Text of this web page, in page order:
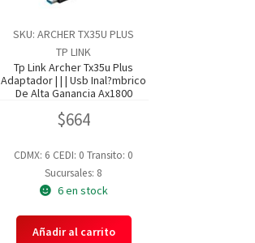
SKU: ARCHER TX35U PLUS
TP LINK
Tp Link Archer Tx35u Plus
Adaptador | | | Usb Inal?mbrico
De Alta Ganancia Ax1800
$664
CDMX: 6 CEDI: 0Transito: 0
Sucursales: 8
6 en stock
Añadir al carrito